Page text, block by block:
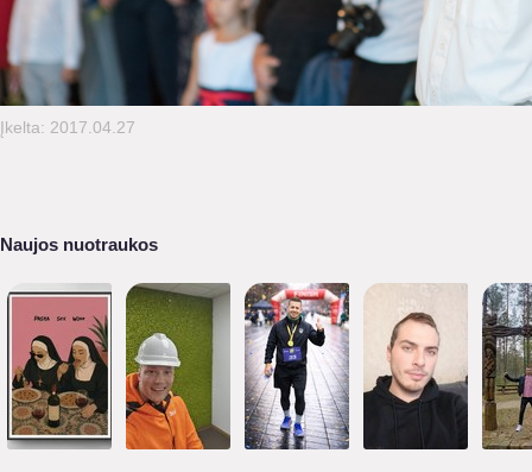
Įkelta: 2017.04.27
Naujos nuotraukos